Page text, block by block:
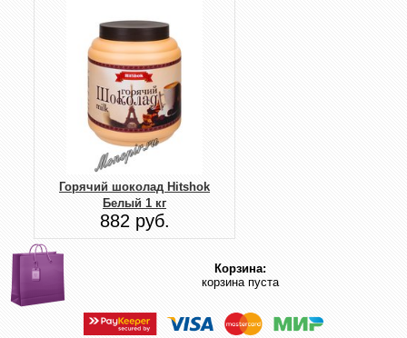
Горячий шоколад Hitshok
Белый 1 кг
882 руб.
Корзина:
корзина пуста